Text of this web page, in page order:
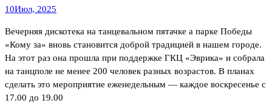
10Июл, 2025
Вечерняя дискотека на танцевальном пятачке а парке Победы
«Кому за» вновь становится доброй традицией в нашем городе.
На этот раз она прошла при поддержке ГКЦ «Эврика» и собрала
на танцполе не менее 200 человек разных возрастов. В планах
сделать это мероприятие еженедельным — каждое воскресенье с
17.00 до 19.00